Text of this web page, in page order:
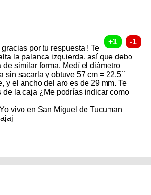
por tu respuesta!! Te
la palanca izquierda, así que debo
de similar forma. Medí el diámetro
sin sacarla y obtuve 57 cm = 22.5´´
y el ancho del aro es de 29 mm. Te
de la caja ¿Me podrías indicar como
vivo en San Miguel de Tucuman